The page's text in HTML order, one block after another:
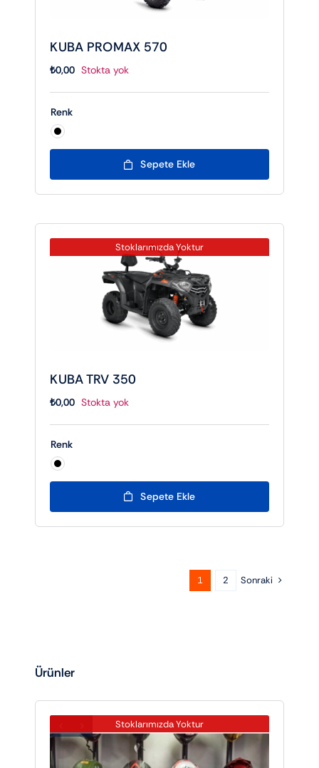
KUBA PROMAX 570
₺0,00 Stokta yok
Renk
Sepete Ekle
Stoklarımızda Yoktur
KUBA TRV 350
₺0,00 Stokta yok
Renk
Sepete Ekle
1 2 Sonraki
Ürünler
Stoklarımızda Yoktur